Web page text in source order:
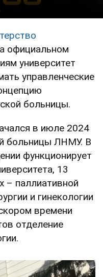
официальном
университет
управленческие
больницы.
в июле 2024
больницы ЛНМУ. В
функционирует
13
– паллиативной
и гинекологии
времени
отделение